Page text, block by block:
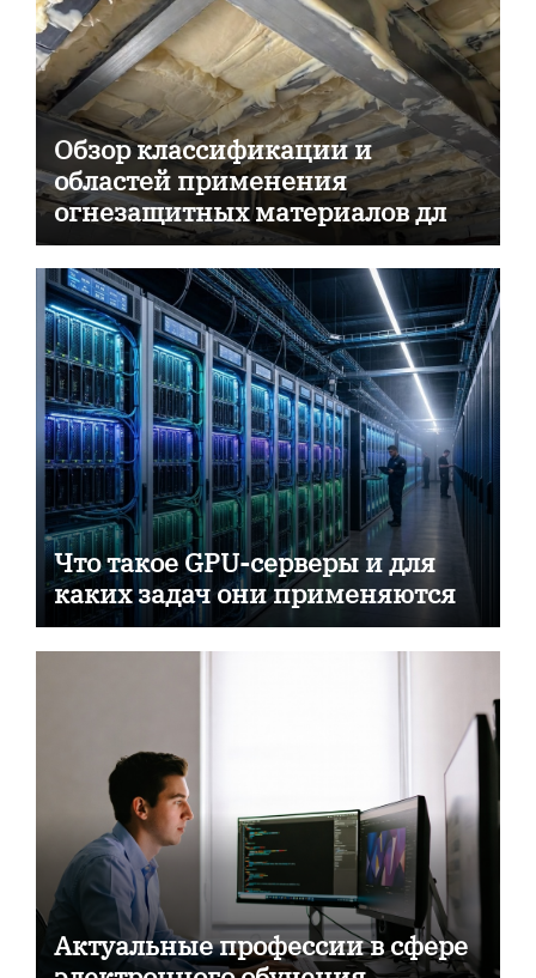
Обзор классификации и
областей применения
огнезащитных материалов для
пассивной противопожарной
защиты
Что такое GPU-серверы и для
каких задач они применяются
Актуальные профессии в сфере